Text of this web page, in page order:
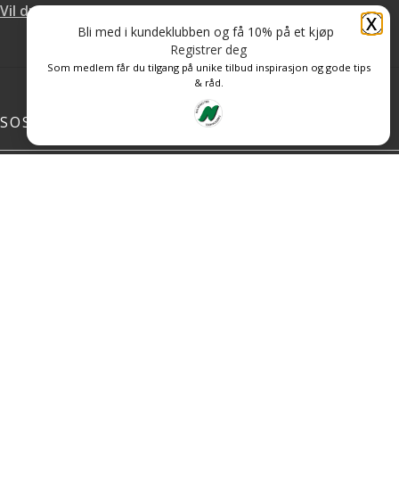
Vil du leie hos oss?
SOSIALE MEDIER
X
Bli med i kundeklubben og få 10% på et kjøp
Registrer deg
Som medlem får du tilgang på unike tilbud inspirasjon og gode tips
& råd.